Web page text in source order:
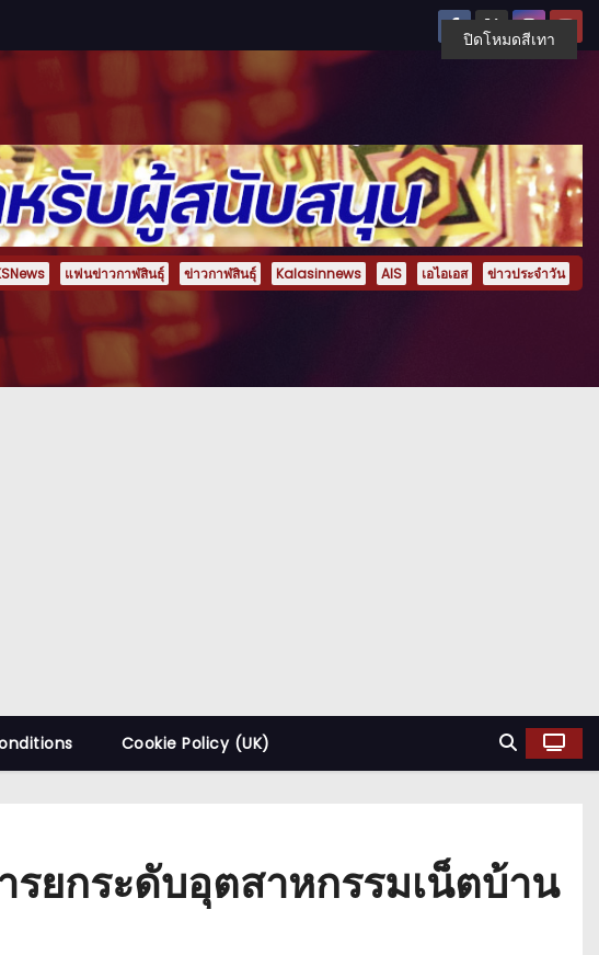
แฟนข่าวกาฬสินธุ์ ข่าวกาฬสินธุ์ Kalasinnews AIS เอไอเอส ข่าวประจำวัน
Cookie Policy (UK)
รยกระดับอุตสาหกรรมเน็ตบ้าน
ปิดโหมดสีเทา